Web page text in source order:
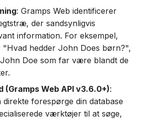
: Gramps Web identificerer
der sandsynligvis
information. For eksempel,
"Hvad hedder John Does børn?",
Doe som far være blandt de
Web API v3.6.0+):
direkte forespørge din database
værktøjer til at søge,